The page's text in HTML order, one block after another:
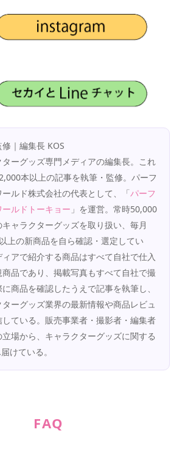
｜編集長 KOS
ターグッズ専門メディアの編集長。これ
本以上の記事を執筆・監修。パーフ
ールド株式会社の代表として、「パーフ
ールドトーキョー 」を運営。常時50,000
キャラクターグッズを取り扱い、毎月
上の新商品を自ら確認・選定してい
ィアで紹介する商品はすべて自社で仕入
品であり、掲載写真もすべて自社で撮
商品を確認したうえで記事を執筆し、
ターグッズ業界の最新情報や商品レビュ
している。販売事業者・撮影者・編集者
場から、キャラクターグッズに関する
けている。
FAQ